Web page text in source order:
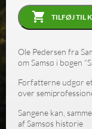
TILFØJ TIL
Ole Pedersen fra
om Samsø i bogen
Forfatterne udgør
over
Sangene kan,
af Samsøs historie